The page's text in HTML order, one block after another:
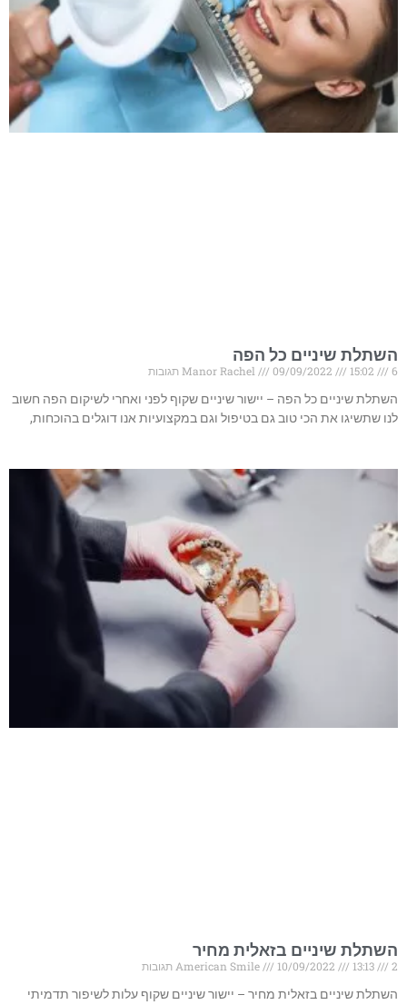
השתלת שיניים כל הפה
Manor Rachel 09/09/2022 15:02
6 תגובות
השתלת שיניים כל הפה – יישור שיניים שקוף לפני ואחרי לשיקום הפה חשוב
לנו שתשיגו את הכי טוב גם בטיפול וגם במקצועיות אנו דוגלים בהוכחות,
השתלת שיניים בזאלית מחיר
American Smile 10/09/2022 13:13
2 תגובות
השתלת שיניים בזאלית מחיר – יישור שיניים שקוף עלות לשיפור תדמיתי